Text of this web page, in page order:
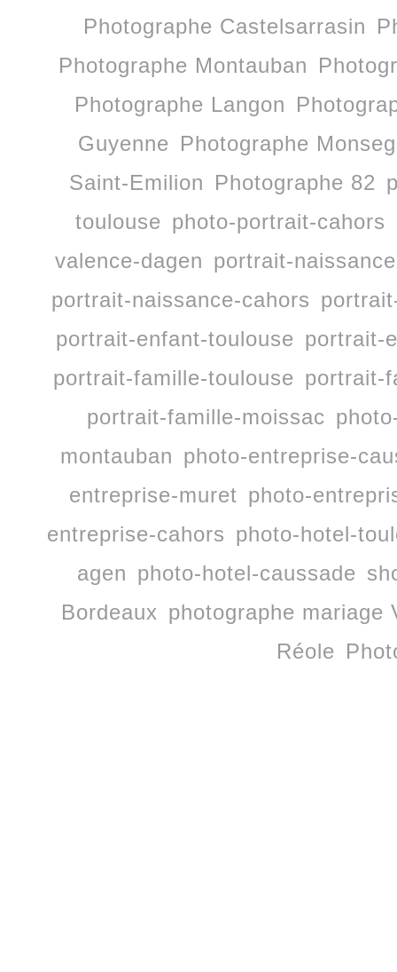
Photographe Castelsarrasin
Photographe Montauban
Photographe Langon
Guyenne Photographe
Saint-Emilion Photographe 82
toulouse photo-portrait-cahors
valence-dagen portrait-
portrait-naissance-cahors
portrait-enfant-toulouse portrait-
portrait-famille-toulouse portrait-
portrait-famille-moissac
montauban photo-entreprise-
entreprise-muret photo-
entreprise-cahors photo-hotel-
agen photo-hotel-caussade
Bordeaux photographe mariage
Réole